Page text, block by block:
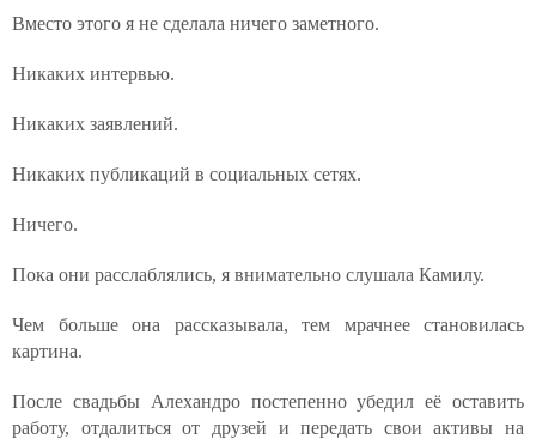
Вместо этого я не сделала ничего заметного.
Никаких интервью.
Никаких заявлений.
Никаких публикаций в социальных сетях.
Ничего.
Пока они расслаблялись, я внимательно слушала Камилу.
Чем больше она рассказывала, тем мрачнее становилась
картина.
После свадьбы Алехандро постепенно убедил её оставить
работу, отдалиться от друзей и передать свои активы на